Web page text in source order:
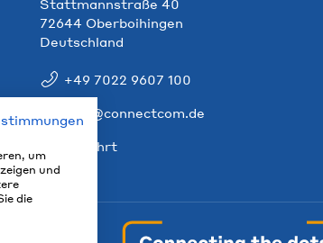
Stattmannstraße 40
72644 Oberboihingen
Deutschland
+49 7022 9607 100
info@connectcom.de
Anfahrt
um
und
die